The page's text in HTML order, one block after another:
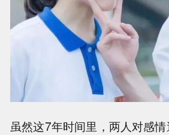
虽然这7年时间里，两人对感